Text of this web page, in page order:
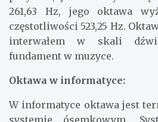
261,63 Hz, jego oktawa
częstotliwości 523,25 Hz.
interwałem w skali
fundament w muzyce.
Oktawa w informatyce:
W informatyce oktawa jest
systemie ósemkowym.